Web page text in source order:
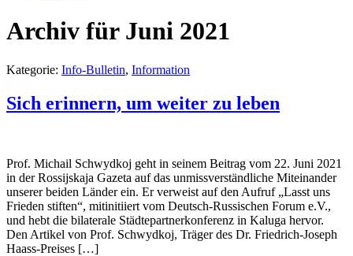
Archiv für Juni 2021
Kategorie: Info-Bulletin, Information
Sich erinnern, um weiter zu leben
Prof. Michail Schwydkoj geht in seinem Beitrag vom 22. Juni 2021
in der Rossijskaja Gazeta auf das unmissverständliche Miteinander
unserer beiden Länder ein. Er verweist auf den Aufruf „Lasst uns
Frieden stiften“, mitinitiiert vom Deutsch-Russischen Forum e.V.,
und hebt die bilaterale Städtepartnerkonferenz in Kaluga hervor.
Den Artikel von Prof. Schwydkoj, Träger des Dr. Friedrich-Joseph
Haass-Preises […]